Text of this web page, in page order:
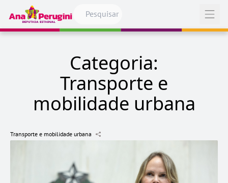
Pular para o conteúdo
Abrir
Categoria:
Transporte e
mobilidade urbana
Transporte e mobilidade urbana